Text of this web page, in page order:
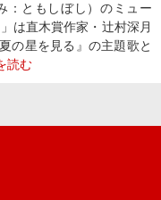
：ともしぼし）のミュー
は直木賞作家・辻村深月
の星を見る』の主題歌と
読む